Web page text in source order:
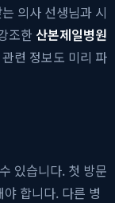
의사 선생님과 시
조한 산본제일병원
련 정보도 미리 파
있습니다. 첫 방문
합니다. 다른 병